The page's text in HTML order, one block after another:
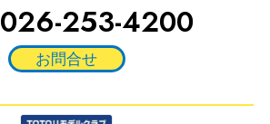
026-253-4200
お問合せ